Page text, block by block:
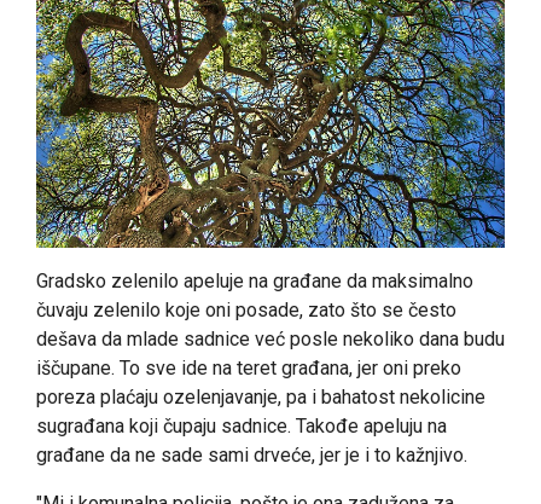
Gradsko zelenilo apeluje na građane da maksimalno
čuvaju zelenilo koje oni posade, zato što se često
dešava da mlade sadnice već posle nekoliko dana budu
iščupane. To sve ide na teret građana, jer oni preko
poreza plaćaju ozelenjavanje, pa i bahatost nekolicine
sugrađana koji čupaju sadnice. Takođe apeluju na
građane da ne sade sami drveće, jer je i to kažnjivo.